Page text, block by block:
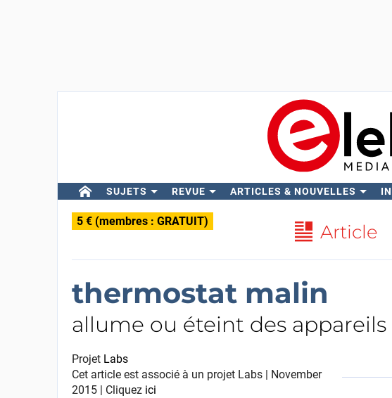
SUJETS REVUE ARTICLES & NOUVELLES
5 € (membres : GRATUIT) Article
thermostat malin
allume ou éteint des appareils
Projet Labs
Cet article est associé à un projet Labs | November
2015 | Cliquez ici